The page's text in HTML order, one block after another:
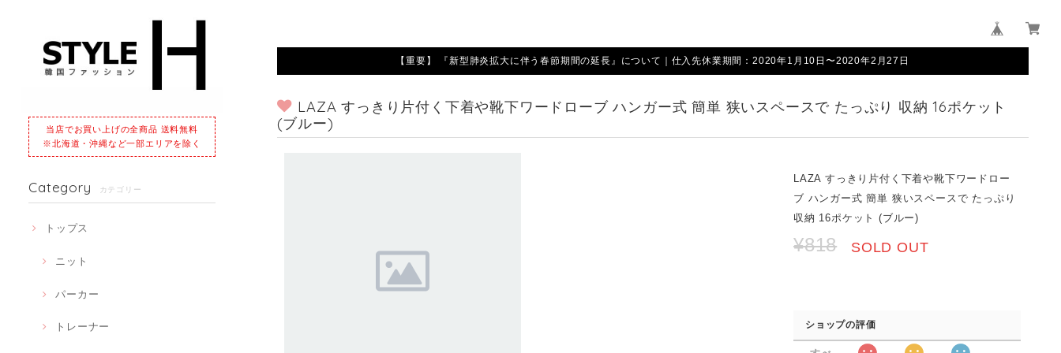
当店でお買い上げの全商品 送料無料
※北海道・沖縄など一部エリアを除く
Category カテゴリー
トップス
ニット
パーカー
トレーナー
【重要】 『新型肺炎拡大に伴う春節期間の延長』について｜仕入先休業期間：2020年1月10日〜2020年2月27日
LAZA すっきり片付く下着や靴下ワードローブ ハンガー式 簡単 狭いスペースで たっぷり 収納 16ポケット
(ブルー)
LAZA すっきり片付く下着や靴下ワードロー
ブ ハンガー式 簡単 狭いスペースで たっぷり
収納 16ポケット (ブルー)
¥818 SOLD OUT
ショップの評価